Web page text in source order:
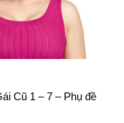
Cũ 1 – 7 – Phụ đề